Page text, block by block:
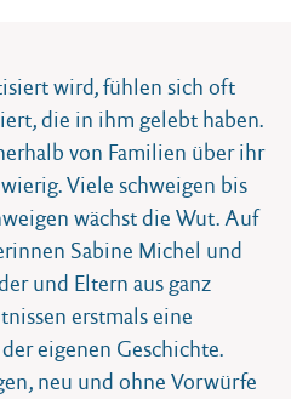
wird, fühlen sich oft
die in ihm gelebt haben.
von Familien über ihr
Viele schweigen bis
wächst die Wut. Auf
Sabine Michel und
und Eltern aus ganz
erstmals eine
eigenen Geschichte.
neu und ohne Vorwürfe